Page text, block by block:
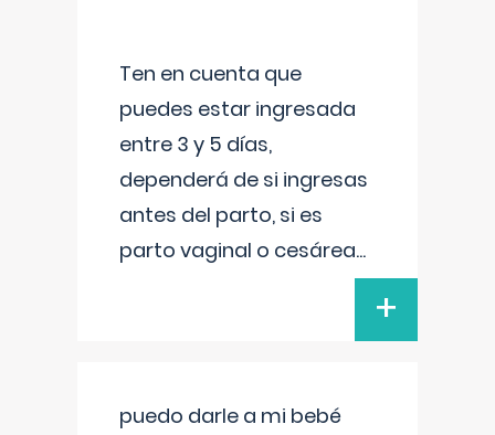
Ten en cuenta que
puedes estar ingresada
entre 3 y 5 días,
dependerá de si ingresas
antes del parto, si es
parto vaginal o cesárea...
+
puedo darle a mi bebé